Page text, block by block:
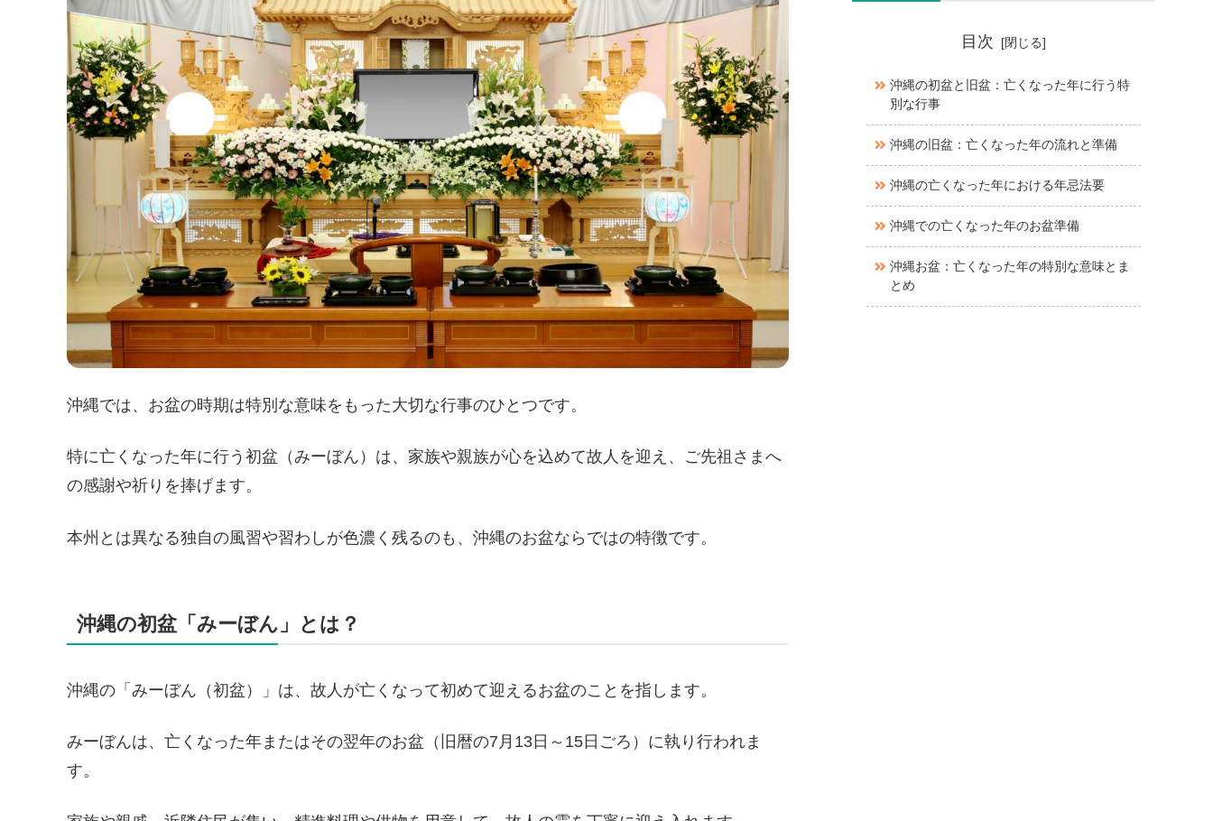
沖縄では、お盆の時期は特別な意味をもった大切な行事のひとつです。
特に亡くなった年に行う初盆（みーぼん）は、家族や親族が心を込めて故人を迎え、ご先祖さまへ
の感謝や祈りを捧げます。
本州とは異なる独自の風習や習わしが色濃く残るのも、沖縄のお盆ならではの特徴です。
沖縄の初盆「みーぼん」とは？
沖縄の「みーぼん（初盆）」は、故人が亡くなって初めて迎えるお盆のことを指します。
みーぼんは、亡くなった年またはその翌年のお盆（旧暦の7月13日～15日ごろ）に執り行われま
す。
目次
沖縄の初盆と旧盆：亡くなった年に行う特
別な行事
沖縄の旧盆：亡くなった年の流れと準備
沖縄の亡くなった年における年忌法要
沖縄での亡くなった年のお盆準備
沖縄お盆：亡くなった年の特別な意味とま
とめ